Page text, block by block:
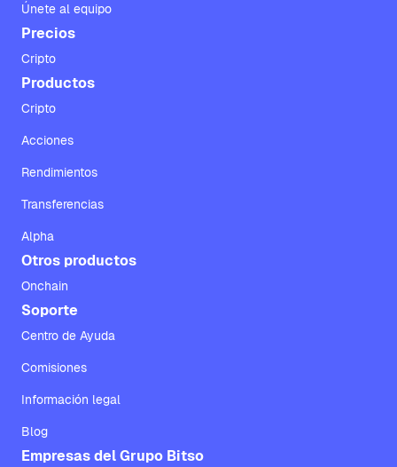
Únete al equipo
Precios
Cripto
Productos
Cripto
Acciones
Rendimientos
Transferencias
Alpha
Otros productos
Onchain
Soporte
Centro de Ayuda
Comisiones
Información legal
Blog
Empresas del Grupo Bitso